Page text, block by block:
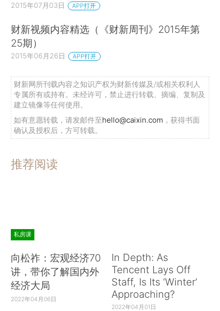
2015年07月03日 APP打开
财新视频内容精选（《财新周刊》2015年第
25期）
2015年06月26日 APP打开
财新网所刊载内容之知识产权为财新传媒及/或相关权利人
专属所有或持有。未经许可，禁止进行转载、摘编、复制及
建立镜像等任何使用。
如有意愿转载，请发邮件至hello@caixin.com ，获得书面
确认及授权后，方可转载。
推荐阅读
私房课
向松祚：宏观经济70
讲，带你了解国内外
经济大局
2022年04月06日
In Depth: As
Tencent Lays Off
Staff, Is Its ‘Winter’
Approaching?
2022年04月01日